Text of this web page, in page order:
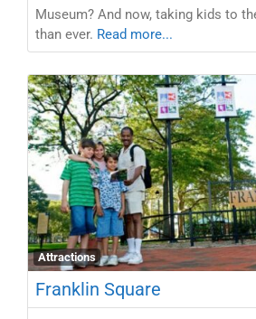
Museum? And now, taking kids to
than ever. Read more...
Attractions
Franklin Square